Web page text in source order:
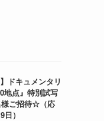
ドキュメンタリ
地点』特別試写
様ご招待☆（応
）